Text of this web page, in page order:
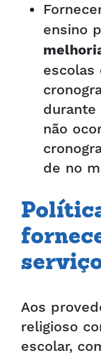
ensino
durante
não
de no
Aos
religioso
escolar,